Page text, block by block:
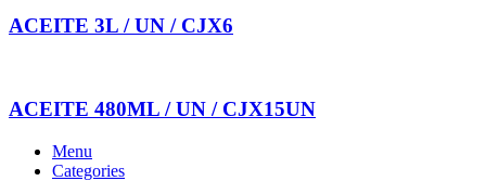
ACEITE 3L / UN / CJX6
ACEITE 480ML / UN / CJX15UN
Menu
Categories